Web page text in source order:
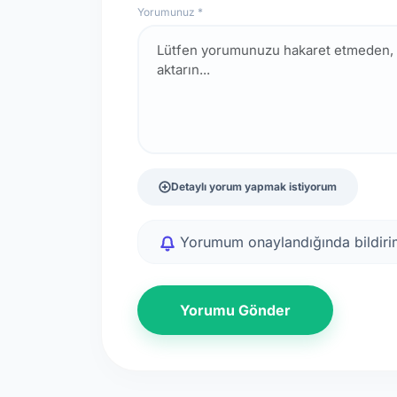
Yorumunuz *
Detaylı yorum yapmak istiyorum
Yorumum onaylandığında
Yorumu Gönder